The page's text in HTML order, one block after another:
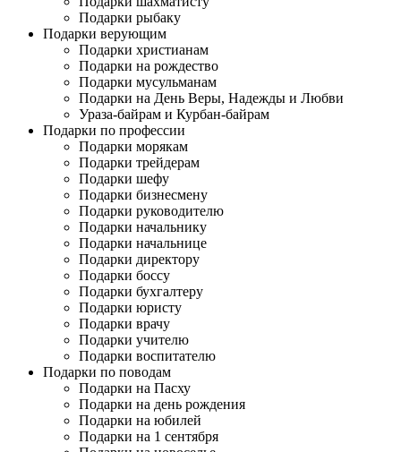
Подарки рыбаку
Подарки верующим
Подарки христианам
Подарки на рождество
Подарки мусульманам
Подарки на День Веры, Надежды и Любви
Ураза-байрам и Курбан-байрам
Подарки по профессии
Подарки морякам
Подарки трейдерам
Подарки шефу
Подарки бизнесмену
Подарки руководителю
Подарки начальнику
Подарки начальнице
Подарки директору
Подарки боссу
Подарки бухгалтеру
Подарки юристу
Подарки врачу
Подарки учителю
Подарки воспитателю
Подарки по поводам
Подарки на Пасху
Подарки на день рождения
Подарки на юбилей
Подарки на 1 сентября